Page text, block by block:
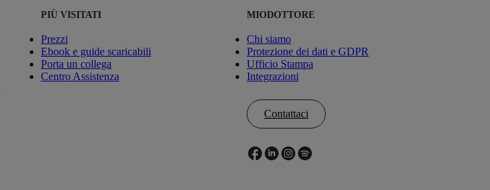
PIÙ VISITATI
Prezzi
Ebook e guide scaricabili
Porta un collega
Centro Assistenza
MIODOTTORE
Chi siamo
Protezione dei dati e GDPR
Ufficio Stampa
Integrazioni
Contattaci